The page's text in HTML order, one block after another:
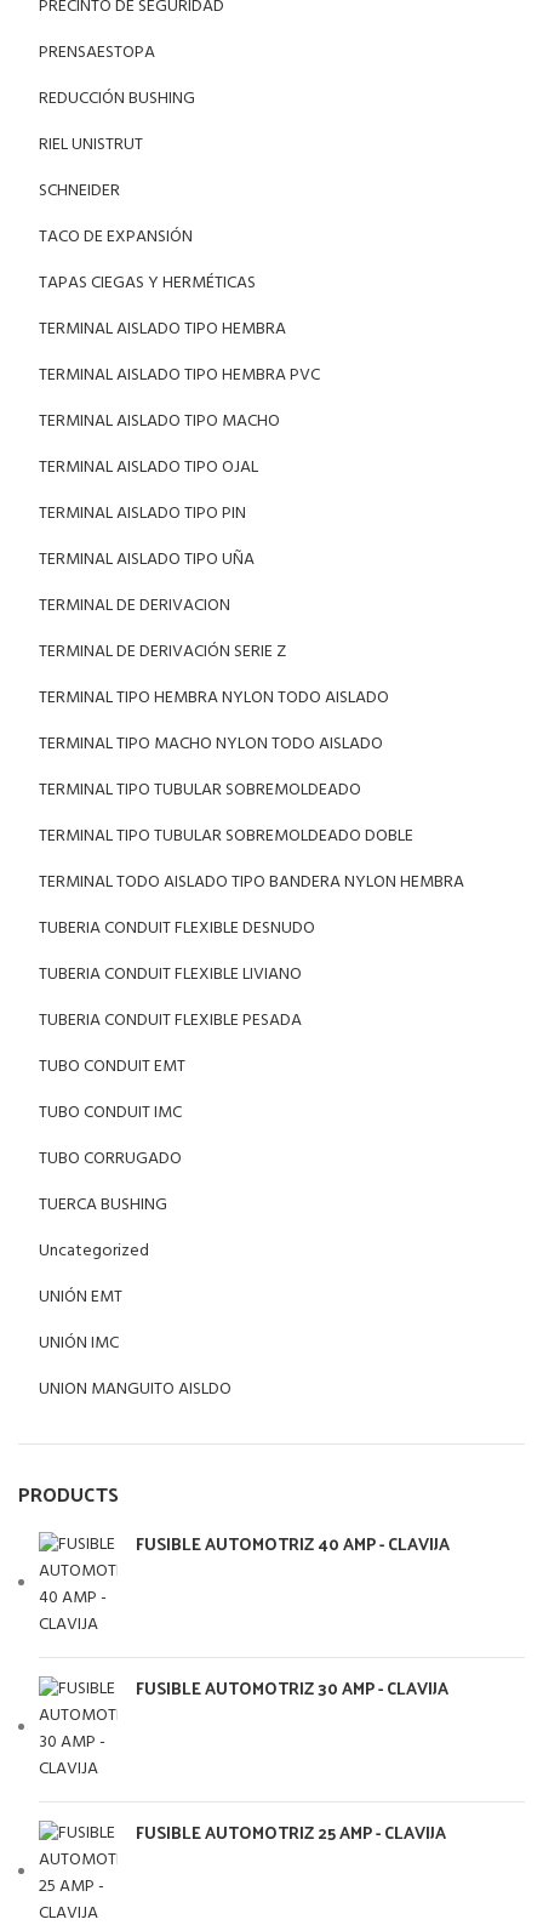
PRECINTO DE SEGURIDAD
PRENSAESTOPA
REDUCCIÓN BUSHING
RIEL UNISTRUT
SCHNEIDER
TACO DE EXPANSIÓN
TAPAS CIEGAS Y HERMÉTICAS
TERMINAL AISLADO TIPO HEMBRA
TERMINAL AISLADO TIPO HEMBRA PVC
TERMINAL AISLADO TIPO MACHO
TERMINAL AISLADO TIPO OJAL
TERMINAL AISLADO TIPO PIN
TERMINAL AISLADO TIPO UÑA
TERMINAL DE DERIVACION
TERMINAL DE DERIVACIÓN SERIE Z
TERMINAL TIPO HEMBRA NYLON TODO AISLADO
TERMINAL TIPO MACHO NYLON TODO AISLADO
TERMINAL TIPO TUBULAR SOBREMOLDEADO
TERMINAL TIPO TUBULAR SOBREMOLDEADO DOBLE
TERMINAL TODO AISLADO TIPO BANDERA NYLON HEMBRA
TUBERIA CONDUIT FLEXIBLE DESNUDO
TUBERIA CONDUIT FLEXIBLE LIVIANO
TUBERIA CONDUIT FLEXIBLE PESADA
TUBO CONDUIT EMT
TUBO CONDUIT IMC
TUBO CORRUGADO
TUERCA BUSHING
Uncategorized
UNIÓN EMT
UNIÓN IMC
UNION MANGUITO AISLDO
PRODUCTS
FUSIBLE AUTOMOTRIZ 40 AMP - CLAVIJA
FUSIBLE AUTOMOTRIZ 30 AMP - CLAVIJA
FUSIBLE AUTOMOTRIZ 25 AMP - CLAVIJA